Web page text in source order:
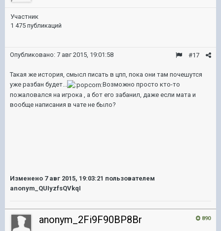
Участник
1 475 публикаций
#17
Опубликовано: 7 авг 2015, 19:01:58
Такая же история, смысл писать в цпп, пока они там почешутся
уже разбан будет...
Возможно просто кто-то
пожаловался на игрока , а бот его забанил, даже если мата и
вообще написания в чате не было?
Изменено 7 авг 2015, 19:03:21 пользователем
anonym_QUIyzfsQVkqI
890
anonym_2Fi9F90BP8Br